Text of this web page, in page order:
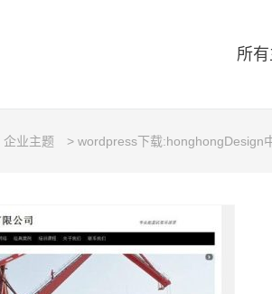
所
企业主题 > wordpress下载:honghongDesign